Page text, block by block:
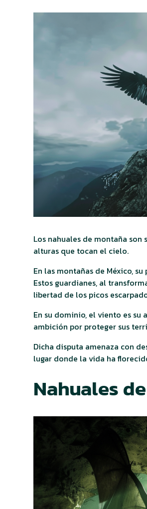
Los nahuales de montaña
alturas que tocan el cielo.
En las montañas de México,
Estos guardianes, al
libertad de los picos
En su dominio, el viento es su
ambición por proteger sus
Dicha disputa amenaza con
lugar donde la vida ha
Nahuales